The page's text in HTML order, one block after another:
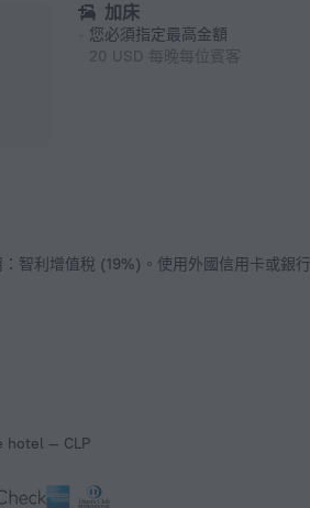
加床
您必須指定最高金額
20 USD 每晚每位賓客
：智利增值稅 (19%)。使用外國信用卡或
hotel — CLP